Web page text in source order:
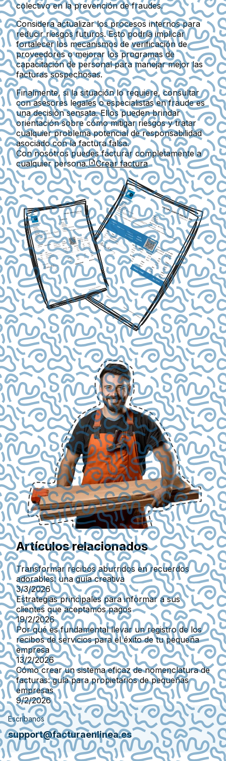
colectivo en la prevención de fraudes.
Considera actualizar los procesos internos para
reducir riesgos futuros. Esto podría implicar
fortalecer los mecanismos de verificación de
proveedores o mejorar los programas de
capacitación de personal para manejar mejor las
facturas sospechosas.
Finalmente, si la situación lo requiere, consultar
con asesores legales o especialistas en fraude es
una decisión sensata. Ellos pueden brindar
orientación sobre cómo mitigar riesgos y tratar
cualquier problema potencial de responsabilidad
asociado con la factura falsa.
Con nosotros puedes facturar completamente a
cualquier persona.
Crear factura
Artículos relacionados
Transformar recibos aburridos en recuerdos
adorables: una guía creativa
3/3/2026
Estrategias principales para informar a sus
clientes que aceptamos pagos
19/2/2026
Por qué es fundamental llevar un registro de los
recibos de servicios para el éxito de tu pequeña
empresa
13/2/2026
Cómo crear un sistema eficaz de nomenclatura de
facturas: guía para propietarios de pequeñas
empresas
9/2/2026
Escríbanos
support@facturaenlinea.es